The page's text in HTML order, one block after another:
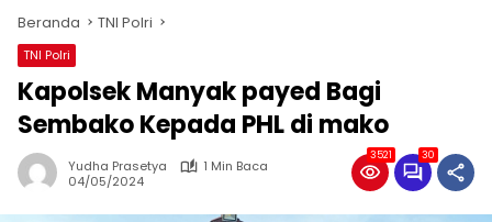
Beranda TNI Polri
TNI Polri
Kapolsek Manyak payed Bagi
Sembako Kepada PHL di mako
Yudha Prasetya
1 Min Baca
04/05/2024
3521 30